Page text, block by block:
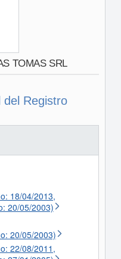
TOMAS SRL
del Registro
18/04/2013,
20/05/2003)
20/05/2003)
22/08/2011,